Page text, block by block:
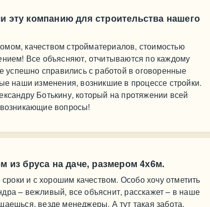
компанию для строительства нашего
качеством стройматериалов, стоимостью
Все объясняют, отчитываются по каждому
успешно справились с работой в оговоренные
наши изменения, возникшие в процессе стройки.
Ботькину, который на протяжении всей
вопросы!
из бруса на даче, размером 4х6м.
и с хорошим качеством. Особо хочу отметить
– вежливый, все объяснит, расскажет – в наше
везде менеджеры. А тут такая забота,